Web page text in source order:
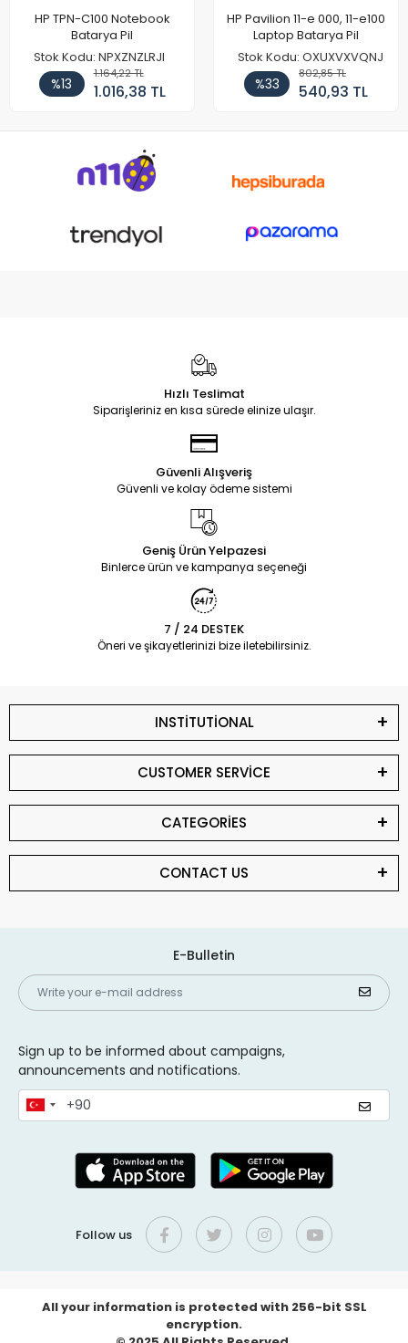
HP TPN-C100 Notebook
Batarya Pil
Stok Kodu: NPXZNZLRJI
%13
1.164,22 TL
1.016,38 TL
HP Pavilion 11-e 000, 11-e100
Laptop Batarya Pil
Stok Kodu: OXUXVXVQNJ
%33
802,85 TL
540,93 TL
Hızlı Teslimat
Siparişleriniz en kısa sürede elinize ulaşır.
Güvenli Alışveriş
Güvenli ve kolay ödeme sistemi
Geniş Ürün Yelpazesi
Binlerce ürün ve kampanya seçeneği
7 / 24 DESTEK
Öneri ve şikayetlerinizi bize iletebilirsiniz.
INSTİTUTİONAL
CUSTOMER SERVİCE
CATEGORİES
CONTACT US
E-Bulletin
Sign up to be informed about campaigns,
announcements and notifications.
Follow us
All your information is protected with 256-bit SSL
encryption.